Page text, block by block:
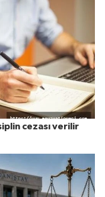
cezası verilir